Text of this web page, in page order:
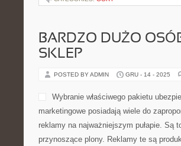
Reklama w tym rodzaju, jest mało
CATEGORIES:GÓRY
BARDZO DUŻO